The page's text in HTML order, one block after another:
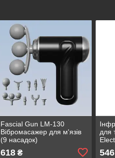
Fascial Gun LM-130
Вібромасажер для м'язів
(9 насадок)
618₴
для
546